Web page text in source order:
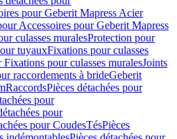
pour Geberit Mapress Acier
Accessoires pour Geberit Mapress
culasses muralesProtection pour
tuyauxFixations pour culasses
Fixations pour culasses muralesJoints
raccordements à brideGeberit
RaccordsPièces détachées pour
pour
pour
pour CoudesTésPièces